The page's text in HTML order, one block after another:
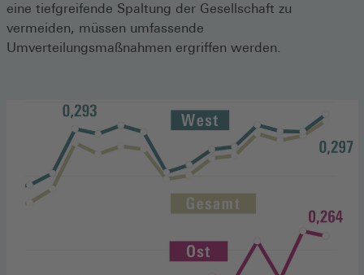
eine tiefgreifende Spaltung der Gesellschaft zu
vermeiden, müssen umfassende
Umverteilungsmaßnahmen ergriffen werden.